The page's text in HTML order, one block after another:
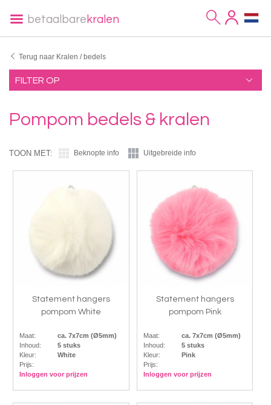
betaalbare kralen
Terug naar Kralen / bedels
FILTER OP
Pompom bedels & kralen
TOON MET: Beknopte info Uitgebreide info
Statement hangers
pompom White
Maat:
ca. 7x7cm (Ø5mm)
Inhoud:
5 stuks
Kleur:
White
Prijs:
Inloggen voor prijzen
Statement hangers
pompom Pink
Maat:
ca. 7x7cm (Ø5mm)
Inhoud:
5 stuks
Kleur:
Pink
Prijs:
Inloggen voor prijzen